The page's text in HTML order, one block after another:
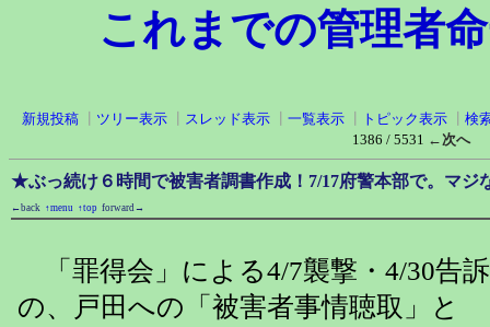
これまでの管理者
新規投稿 ツリー表示 スレッド表示 一覧表示 トピック表示
検
1386 / 5531 ←次へ
★ぶっ続け６時間で被害者調書作成！7/17府警本部で。マジ
←back ↑menu ↑top forward→
「罪得会」による4/7襲撃・4/30告
の、戸田への「被害者事情聴取」と